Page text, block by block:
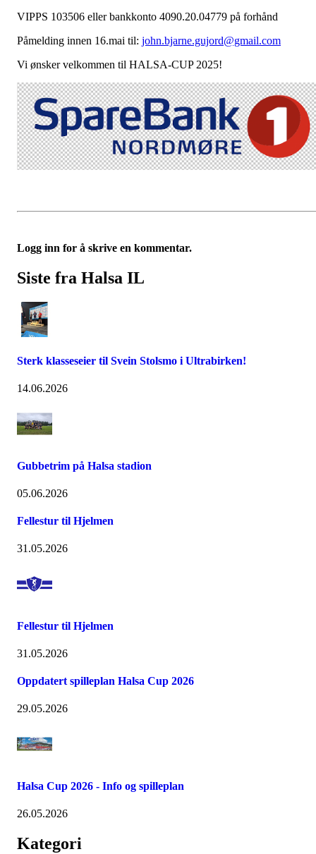
VIPPS 103506 eller bankkonto 4090.20.04779 på forhånd
Påmelding innen 16.mai til: john.bjarne.gujord@gmail.com
Vi ønsker velkommen til HALSA-CUP 2025!
Logg inn for å skrive en kommentar.
Siste fra Halsa IL
Sterk klasseseier til Svein Stolsmo i Ultrabirken!
14.06.2026
Gubbetrim på Halsa stadion
05.06.2026
Fellestur til Hjelmen
31.05.2026
Fellestur til Hjelmen
31.05.2026
Oppdatert spilleplan Halsa Cup 2026
29.05.2026
Halsa Cup 2026 - Info og spilleplan
26.05.2026
Kategori